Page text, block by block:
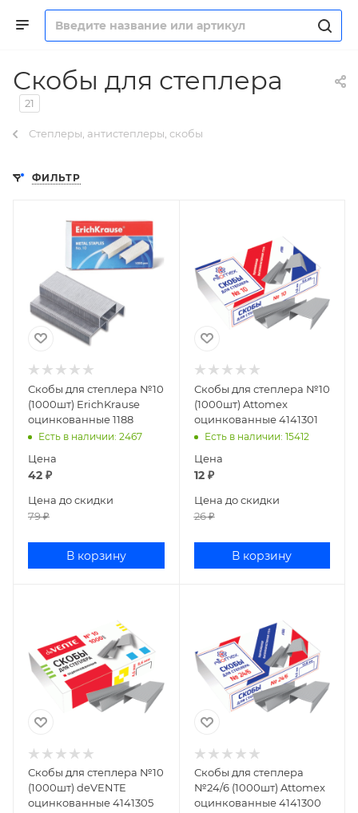
Скобы для степлера
21
Степлеры, антистеплеры, скобы
ФИЛЬТР
Скобы для степлера №10
(1000шт) ErichKrause
оцинкованные 1188
Есть в наличии: 2467
Цена
42 ₽
Цена до скидки
79₽
В корзину
Скобы для степлера №10
(1000шт) Attomex
оцинкованные 4141301
Есть в наличии: 15412
Цена
12₽
Цена до скидки
26₽
В корзину
Скобы для степлера №10
(1000шт) deVENTE
оцинкованные 4141305
Скобы для степлера
№24/6 (1000шт) Attomex
оцинкованные 4141300